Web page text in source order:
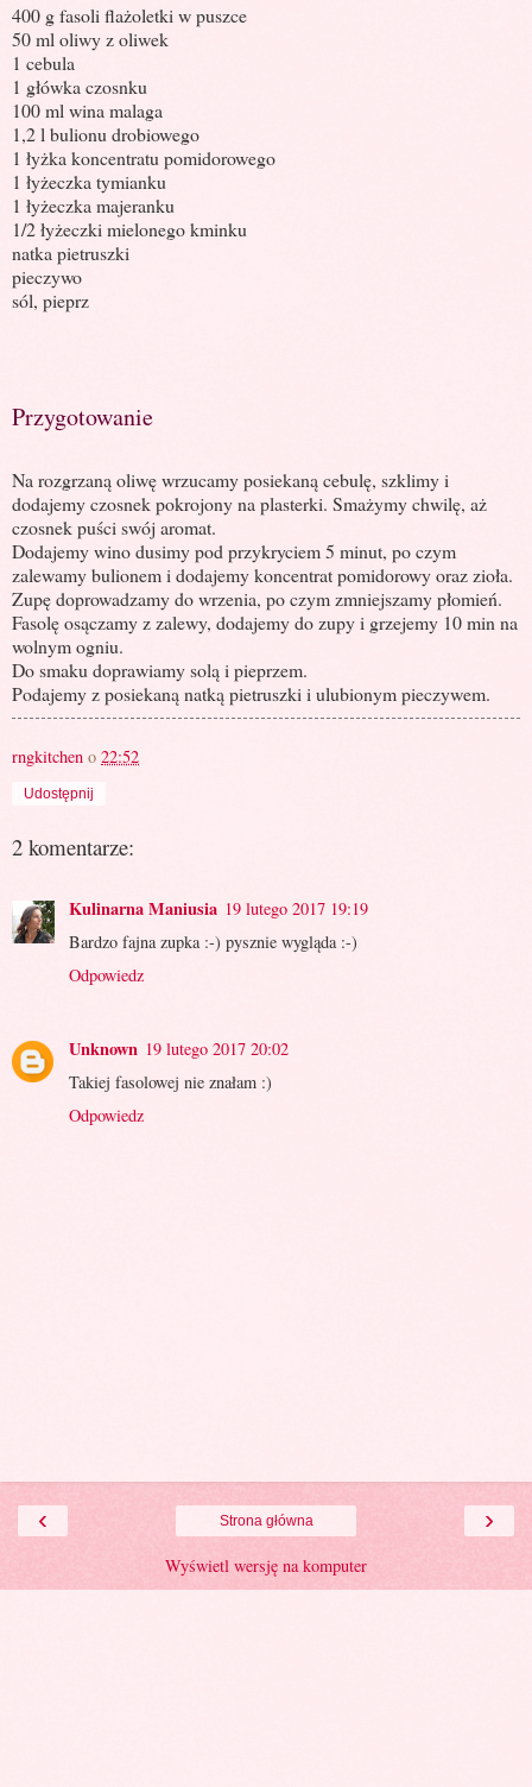
400 g fasoli flażoletki w puszce
50 ml oliwy z oliwek
1 cebula
1 główka czosnku
100 ml wina malaga
1,2 l bulionu drobiowego
1 łyżka koncentratu pomidorowego
1 łyżeczka tymianku
1 łyżeczka majeranku
1/2 łyżeczki mielonego kminku
natka pietruszki
pieczywo
sól, pieprz
Przygotowanie
Na rozgrzaną oliwę wrzucamy posiekaną cebulę, szklimy i
dodajemy czosnek pokrojony na plasterki. Smażymy chwilę, aż
czosnek puści swój aromat.
Dodajemy wino dusimy pod przykryciem 5 minut, po czym
zalewamy bulionem i dodajemy koncentrat pomidorowy oraz zioła.
Zupę doprowadzamy do wrzenia, po czym zmniejszamy płomień.
Fasolę osączamy z zalewy, dodajemy do zupy i grzejemy 10 min na
wolnym ogniu.
Do smaku doprawiamy solą i pieprzem.
Podajemy z posiekaną natką pietruszki i ulubionym pieczywem.
rngkitchen o 22:52
Udostępnij
2 komentarze:
Kulinarna Maniusia 19 lutego 2017 19:19
Bardzo fajna zupka :-) pysznie wygląda :-)
Odpowiedz
Unknown 19 lutego 2017 20:02
Takiej fasolowej nie znałam :)
Odpowiedz
‹ ›
Strona główna
Wyświetl wersję na komputer